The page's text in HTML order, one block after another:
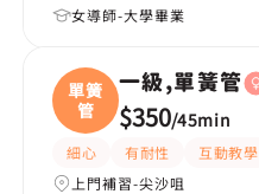
女導師-大學畢業
單簧
管
一級,單簧管
$350/45min
細心 有耐性
互動教學
上門補習-尖沙咀